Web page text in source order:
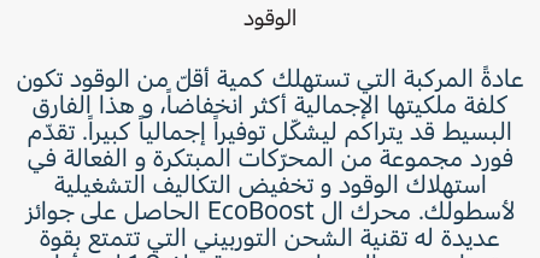
الوقود
عادةً المركبة التي تستهلك كمية أقلّ من الوقود تكون
كلفة ملكيتها الإجمالية أكثر انخفاضاً، و هذا الفارق
البسيط قد يتراكم ليشكّل توفيراً إجمالياً كبيراً. تقدّم
فورد مجموعة من المحرّكات المبتكرة و الفعالة في
استهلاك الوقود و تخفيض التكاليف التشغيلية
لأسطولك. محرك ال EcoBoost الحاصل على جوائز
عديدة له تقنية الشحن التوربيني التي تتمتع بقوة